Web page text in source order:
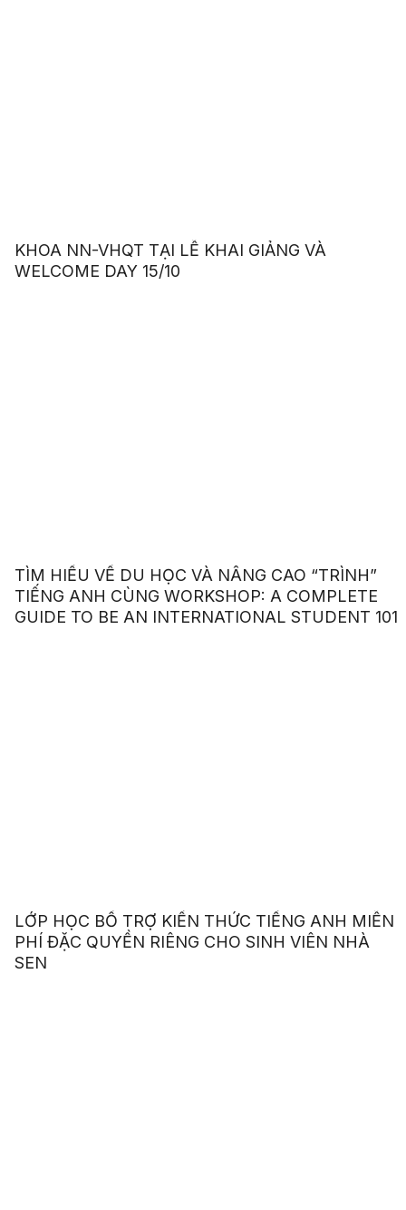
KHOA NN-VHQT TẠI LỄ KHAI GIẢNG VÀ
WELCOME DAY 15/10
TÌM HIỂU VỀ DU HỌC VÀ NÂNG CAO “TRÌNH”
TIẾNG ANH CÙNG WORKSHOP: A COMPLETE
GUIDE TO BE AN INTERNATIONAL STUDENT 101
LỚP HỌC BỔ TRỢ KIẾN THỨC TIẾNG ANH MIỄN
PHÍ ĐẶC QUYỀN RIÊNG CHO SINH VIÊN NHÀ
SEN